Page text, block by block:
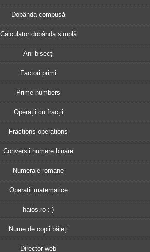
Dobânda compusă
Calculator dobânda simplă
Ani bisecți
Factori primi
Prime numbers
Operații cu fracții
Fractions operations
Conversii numere binare
Numerale romane
Operații matematice
haios.ro :-)
Nume de copii băieți
Director web